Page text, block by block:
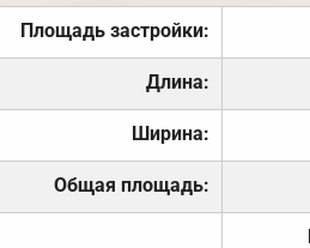
Площадь застройки:
Длина:
Ширина:
Общая площадь: